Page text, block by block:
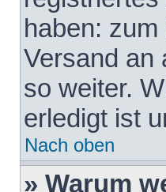
haben:
Versand an
so weiter.
erledigt ist
Nach oben
» Warum